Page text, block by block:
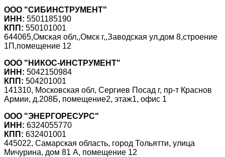
ООО "СИБИНСТРУМЕНТ"
ИНН: 5501185190
КПП: 550101001
644065,Омская обл,,Омск г,,Заводская ул,дом 8,строение
1П,помещение 12
ООО "НИКОС-ИНСТРУМЕНТ"
ИНН: 5042150984
КПП: 504201001
141310, Московская обл, Сергиев Посад г, пр-т Краснов
Армии, д.208Б, помещение2, этаж1, офис 1
ООО "ЭНЕРГОРЕСУРС"
ИНН: 6324055770
КПП: 632401001
445022, Самарская область, город Тольятти, улица
Мичурина, дом 81 А, помещение 12